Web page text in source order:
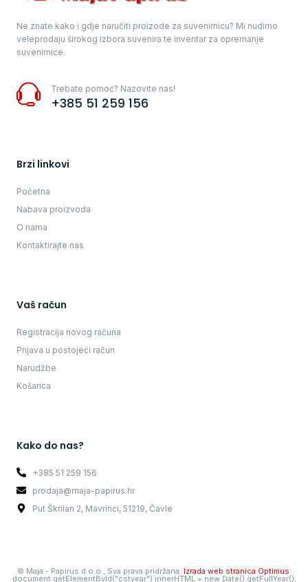
Ne znate kako i gdje naručiti proizode za suvenirnicu? Mi nudimo
veleprodaju širokog izbora suvenira te inventar za opremanje
suvenirnice.
Trebate pomoć? Nazovite nas!
+385 51 259 156
Brzi linkovi
Početna
Nabava proizvoda
O nama
Kontaktirajte nas
Vaš račun
Registracija novog računa
Prijava u postojeći račun
Narudžbe
Košarica
Kako do nas?
+385 51 259 156
prodaja@maja-papirus.hr
Put Škrilan 2, Mavrinci, 51219, Čavle
© Maja - Papirus d.o.o., Sva prava pridržana. Izrada web stranica Optimus.
document.getElementById("cstyear").innerHTML = new Date().getFullYear();